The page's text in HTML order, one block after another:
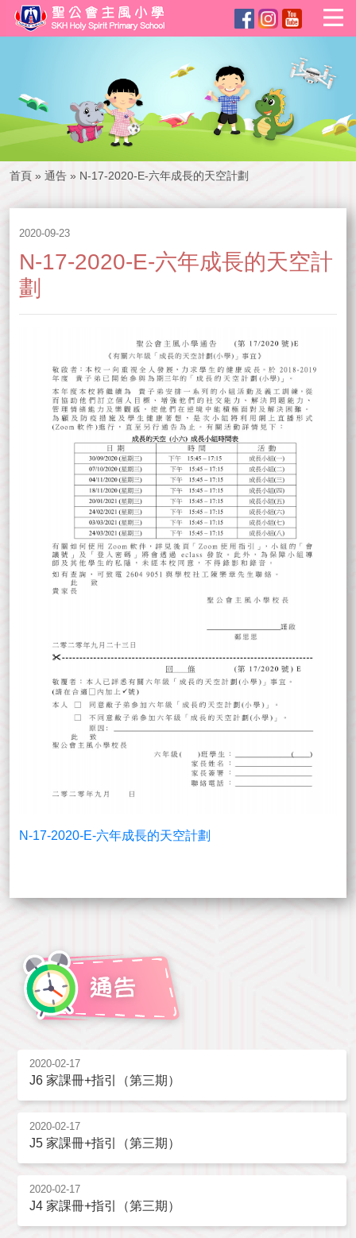
首頁 » 通告 » N-17-2020-E-六年成長的天空計劃
2020-09-23
N-17-2020-E-六年成長的天空計
劃
N-17-2020-E-六年成長的天空計劃
2020-02-17
J6 家課冊+指引（第三期）
2020-02-17
J5 家課冊+指引（第三期）
2020-02-17
J4 家課冊+指引（第三期）